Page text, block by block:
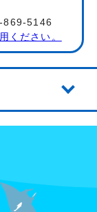
869-5146
ください。